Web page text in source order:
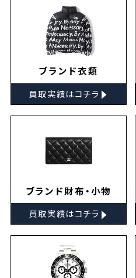
ブランド衣類
買取実績はコチラ ▸
ブランド財布・小物
買取実績はコチラ ▸